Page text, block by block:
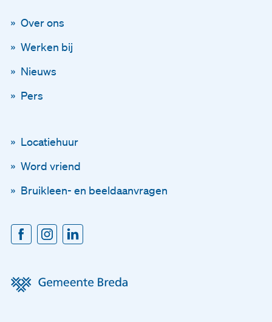
Over ons
Werken bij
Nieuws
Pers
Locatiehuur
Word vriend
Bruikleen- en beeldaanvragen
Via onze nieuwsbrief